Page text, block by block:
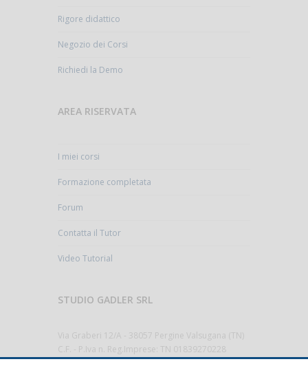
Rigore didattico
Negozio dei Corsi
Richiedi la Demo
AREA RISERVATA
I miei corsi
Formazione completata
Forum
Contatta il Tutor
Video Tutorial
STUDIO GADLER SRL
Via Graberi 12/A - 38057 Pergine Valsugana (TN)
C.F. - P.Iva n. Reg.Imprese: TN 01839270228
Cap.Sociale 10.000,00€ i.v.